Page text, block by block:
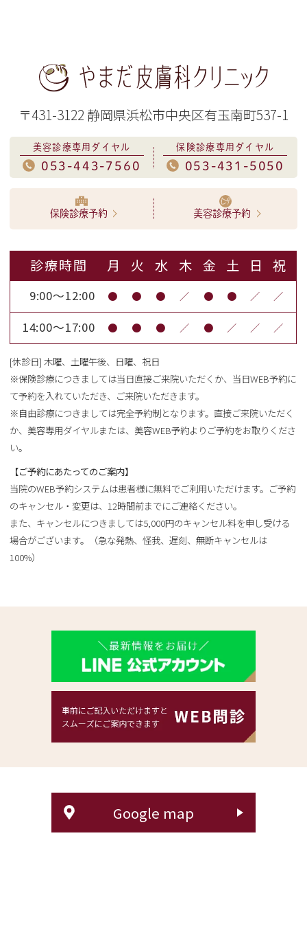
〒431-3122 静岡県浜松市中央区有玉南町537-1
美容診療専用ダイヤル
053-443-7560
保険診療専用ダイヤル
053-431-5050
保険診療予約 美容診療予約
診療時間 月 火 水 木 金 土 日 祝
9:00～12:00 ● ● ● ／ ● ● ／ ／
14:00～17:00 ● ● ● ／ ● ／ ／ ／
[休診日] 木曜、土曜午後、日曜、祝日
※保険診療につきましては当日直接ご来院いただくか、当日WEB予約に
て予約を入れていただき、ご来院いただきます。
※自由診療につきましては完全予約制となります。直接ご来院いただく
か、美容専用ダイヤルまたは、美容WEB予約よりご予約をお取りくださ
い。
【ご予約にあたってのご案内】
当院のWEB予約システムは患者様に無料でご利用いただけます。ご予約
のキャンセル・変更は、12時間前までにご連絡ください。
また、キャンセルにつきましては5,000円のキャンセル料を申し受ける
場合がございます。（急な発熱、怪我、遅刻、無断キャンセルは
100%）
Google map